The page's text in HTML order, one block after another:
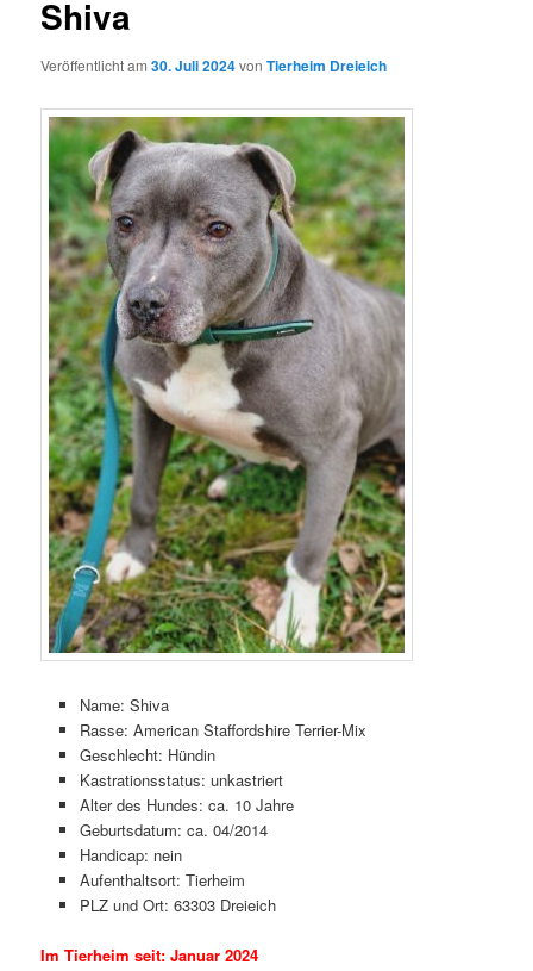
Shiva
Veröffentlicht am30. Juli 2024vonTierheim Dreieich
Name: Shiva
Rasse: American Staffordshire Terrier-Mix
Geschlecht: Hündin
Kastrationsstatus: unkastriert
Alter des Hundes: ca. 10 Jahre
Geburtsdatum: ca. 04/2014
Handicap: nein
Aufenthaltsort: Tierheim
PLZ und Ort: 63303 Dreieich
Im Tierheim seit: Januar 2024